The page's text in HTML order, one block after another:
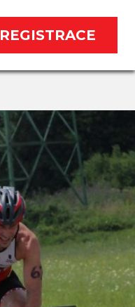
REGISTRACE